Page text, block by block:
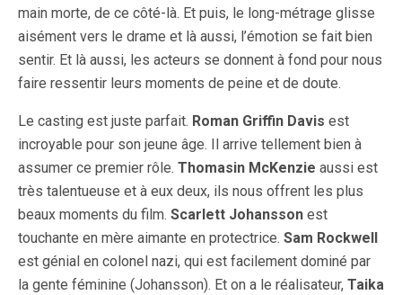
main morte, de ce côté-là. Et puis, le long-métrage glisse
aisément vers le drame et là aussi, l’émotion se fait bien
sentir. Et là aussi, les acteurs se donnent à fond pour nous
faire ressentir leurs moments de peine et de doute.
Le casting est juste parfait. Roman Griffin Davis est
incroyable pour son jeune âge. Il arrive tellement bien à
assumer ce premier rôle. Thomasin McKenzie aussi est
très talentueuse et à eux deux, ils nous offrent les plus
beaux moments du film. Scarlett Johansson est
touchante en mère aimante en protectrice. Sam Rockwell
est génial en colonel nazi, qui est facilement dominé par
la gente féminine (Johansson). Et on a le réalisateur, Taika